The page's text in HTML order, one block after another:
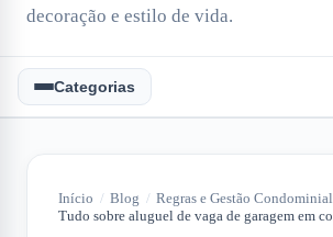
decoração e estilo de vida.
Categorias
Início / Blog / Regras e Gestão Condominial